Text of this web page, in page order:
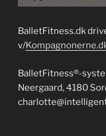
BalletFitness.dk
v/
BalletFitness®-
Neergaard, 4180